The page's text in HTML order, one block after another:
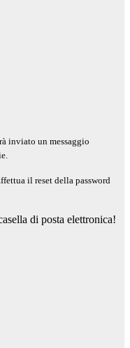
inviato un messaggio
il reset della password
di posta elettronica!